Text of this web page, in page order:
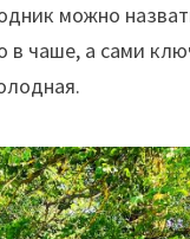
можно
в чаше, а сами